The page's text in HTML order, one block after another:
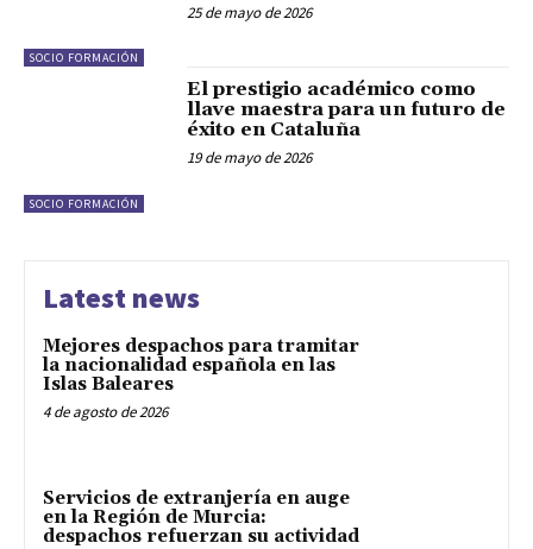
SOCIO FORMACIÓN
25 de mayo de 2026
SOCIO FORMACIÓN
El prestigio académico como
llave maestra para un futuro de
éxito en Cataluña
19 de mayo de 2026
Latest news
Mejores despachos para tramitar
la nacionalidad española en las
Islas Baleares
4 de agosto de 2026
Servicios de extranjería en auge
en la Región de Murcia:
despachos refuerzan su actividad